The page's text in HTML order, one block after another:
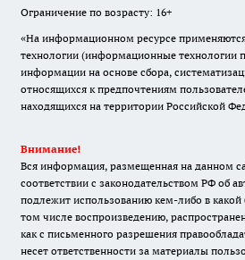
Ограничение по возрасту: 16+
«На информационном ресурсе
технологии (информационные технологии
информации на основе сбора,
относящихся к предпочтениям
находящихся на территории Российской
Внимание!
Вся информация, размещенная на данном
соответствии с законодательством РФ об
подлежит использованию кем-либо в
том числе воспроизведению,
как с письменного разрешения
несет ответственности за материалы